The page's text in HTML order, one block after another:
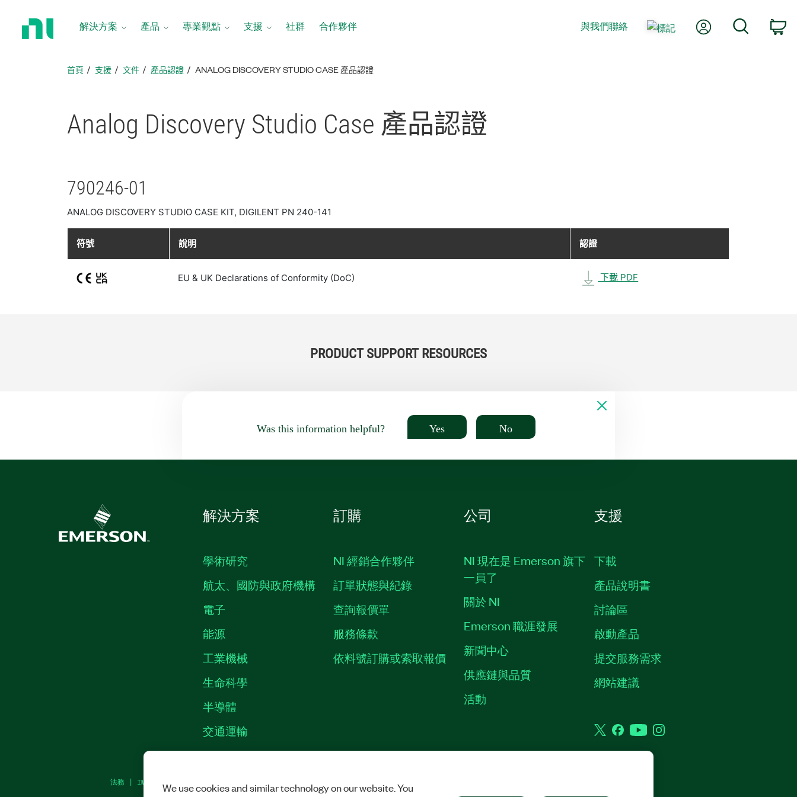
解決方案 產品 專業觀點 支援 社群 合作夥伴 與我們聯絡 我的帳號
首頁 支援 文件 產品認證 ANALOG DISCOVERY STUDIO CASE 產品認證
Analog Discovery Studio Case 產品認證
790246-01
ANALOG DISCOVERY STUDIO CASE KIT, DIGILENT PN 240-141
符號 說明 認證
EU & UK Declarations of Conformity (DoC) 下載 PDF
PRODUCT SUPPORT RESOURCES
Was this information helpful? Yes No
解決方案
學術研究
航太、國防與政府機構
電子
能源
工業機械
生命科學
半導體
交通運輸
訂購
NI 經銷合作夥伴
訂單狀態與紀錄
查詢報價單
服務條款
依料號訂購或索取報價
公司
NI 現在是 Emerson 旗下
一員了
關於 NI
Emerson 職涯發展
新聞中心
供應鏈與品質
活動
支援
下載
產品說明書
討論區
啟動產品
提交服務需求
網站建議
TwitterFacebook
YouTubeInstagram
法務 | IMPRINTWe use cookies and similar technology on our website. You